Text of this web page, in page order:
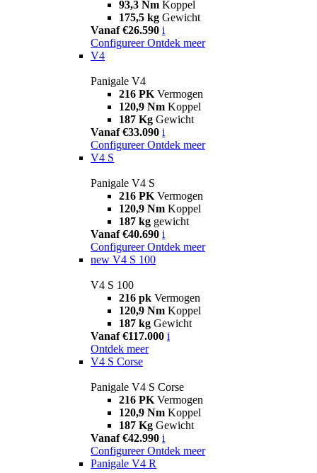
93,3 Nm Koppel
175,5 kg Gewicht
Vanaf €26.590 i
Configureer Ontdek meer
V4
Panigale V4
216 PK Vermogen
120,9 Nm Koppel
187 Kg Gewicht
Vanaf €33.090 i
Configureer Ontdek meer
V4 S
Panigale V4 S
216 PK Vermogen
120,9 Nm Koppel
187 kg gewicht
Vanaf €40.690 i
Configureer Ontdek meer
new V4 S 100
V4 S 100
216 pk Vermogen
120,9 Nm Koppel
187 kg Gewicht
Vanaf €117.000 i
Ontdek meer
V4 S Corse
Panigale V4 S Corse
216 PK Vermogen
120,9 Nm Koppel
187 Kg Gewicht
Vanaf €42.990 i
Configureer Ontdek meer
Panigale V4 R